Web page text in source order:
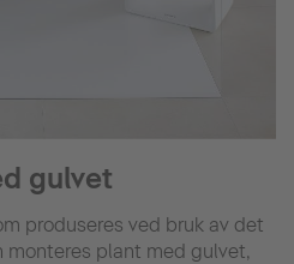
gulvet
produseres ved bruk av det
monteres plant med gulvet,